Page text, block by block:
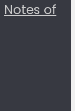
Notes of